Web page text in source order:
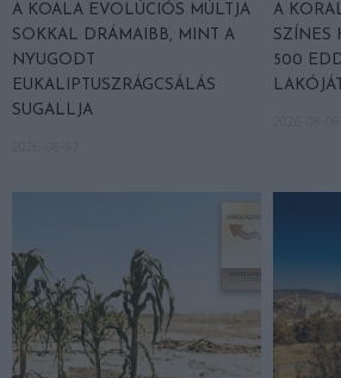
A KOALA EVOLÚCIÓS MÚLTJA
SOKKAL DRÁMAIBB, MINT A
NYUGODT
EUKALIPTUSZRÁGCSÁLÁS
SUGALLJA
A
SZÍNES
500